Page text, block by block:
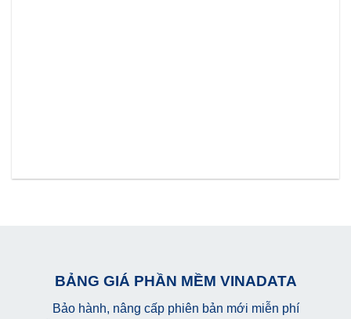
BẢNG GIÁ PHẦN MỀM VINADATA
Bảo hành, nâng cấp phiên bản mới miễn phí